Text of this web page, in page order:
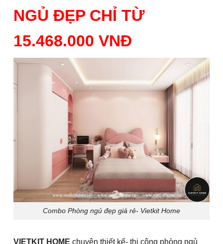
NGỦ ĐẸP CHỈ TỪ
15.468.000 VNĐ
Combo Phòng ngủ đẹp giá rẻ- Vietkit Home
VIETKIT HOME chuyên thiết kế- thi công phòng ngủ